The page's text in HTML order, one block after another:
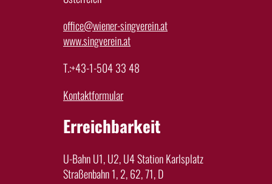
office@wiener-singverein.at
www.singverein.at
T.:+43-1-504 33 48
Kontaktformular
Erreichbarkeit
U-Bahn U1, U2, U4 Station Karlsplatz
Straßenbahn 1, 2, 62, 71, D